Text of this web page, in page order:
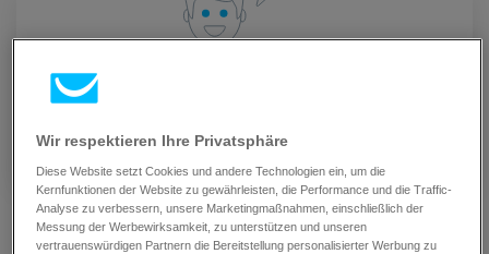
Wir respektieren Ihre Privatsphäre
Diese Website setzt Cookies und andere Technologien ein, um die
Kernfunktionen der Website zu gewährleisten, die Performance und die Traffic-
Analyse zu verbessern, unsere Marketingmaßnahmen, einschließlich der
Messung der Werbewirksamkeit, zu unterstützen und unseren
vertrauenswürdigen Partnern die Bereitstellung personalisierter Werbung zu